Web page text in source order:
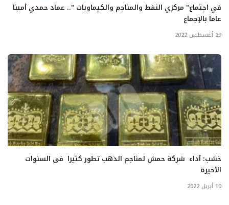
في اجتماع" مركزي النفط والمناجم والكيماويات ".. عماد حمدي أمينا
عاما بالإجماع
29 أغسطس 2022
خشب: أداء شركة حمش لمناجم الذهب تطور كثيرا فى السنوات
الأخيرة
10 أبريل 2022